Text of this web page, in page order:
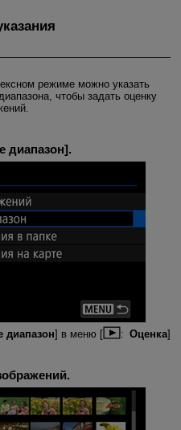
режиме можно указать
чтобы задать оценку
диапазон].
диапазон] в меню [ : Оценка]